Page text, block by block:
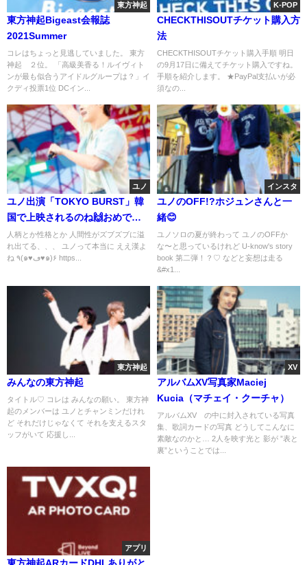
東方神起
東方神起Bigeast会報誌
2021Summer
コレはちょっと見逃していました。 東方
神起 ２位。 「高級美香る！ルイヴィト
ンが最も似合うアイドルグループは？」イ
クディ投票1位 DCイン...
K-POP
CHECKTHISOUTチケット購入方
法
CHECKTHISOUTチケット購入手順 明日
の9月17日に備えてチケット購入ですね。
手順を紹介します。 ★PayPal支払いが必
須なの...
ユノ
ユノ出演「TOKYO BURST」韓
国で上映されるのね🙌おめでと
う！！
人柄とか性格とか 人間性がズブズブに溢
れ出てる、、、 ユノって本当に ええ漢よ
ね ٩(๑♥ڡ♥๑)۶ https...
インスタ
ユノのOFF!?ホジュンさんと一
緒😊
ユノソロの夏が終わって ユノのOFFか
な〜と思っているけれど U-know's story
book 第二弾！？♡ などと妄想は走る
&#x1...
東方神起
みんなの東方神起
タイトル♡ コレは みんなの願い。 東方神
起のメンバーは ユノとチャンミンだけれ
ど それだけじゃなくて それを支えるスタ
ッフがいて 応援し...
XV
アルバムXV写真家Maciej
Kucia（マチェイ・クーチャ）
アルバムXV の中に封入されている写真
集、歌詞カードの写真 どうしてこんなに
素敵なのかと… 2人を映す光と 影が ”表と
裏”ということでは...
アプリ
東方神起ARカードDHLありがと